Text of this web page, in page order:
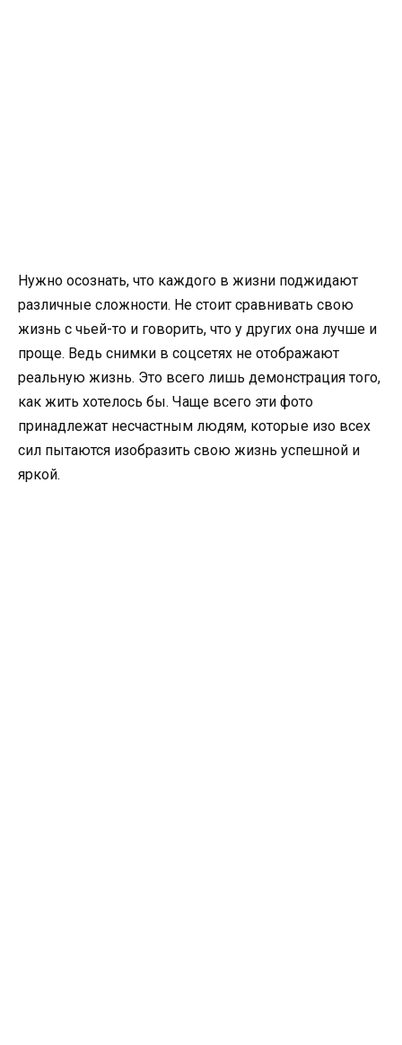
Нужно осознать, что каждого в жизни поджидают
различные сложности. Не стоит сравнивать свою
жизнь с чьей-то и говорить, что у других она лучше и
проще. Ведь снимки в соцсетях не отображают
реальную жизнь. Это всего лишь демонстрация того,
как жить хотелось бы. Чаще всего эти фото
принадлежат несчастным людям, которые изо всех
сил пытаются изобразить свою жизнь успешной и
яркой.